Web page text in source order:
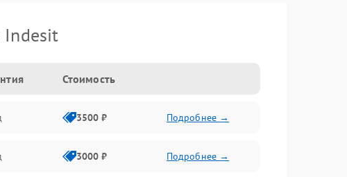
Indesit
Стоимость
3500 ₽ Подробнее →
3000 ₽ Подробнее →